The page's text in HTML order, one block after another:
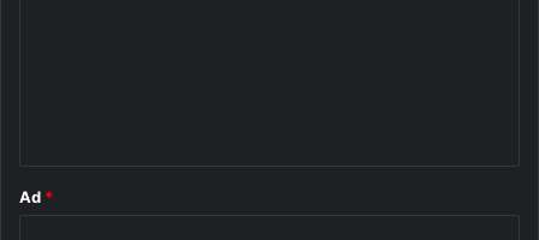
Ad *